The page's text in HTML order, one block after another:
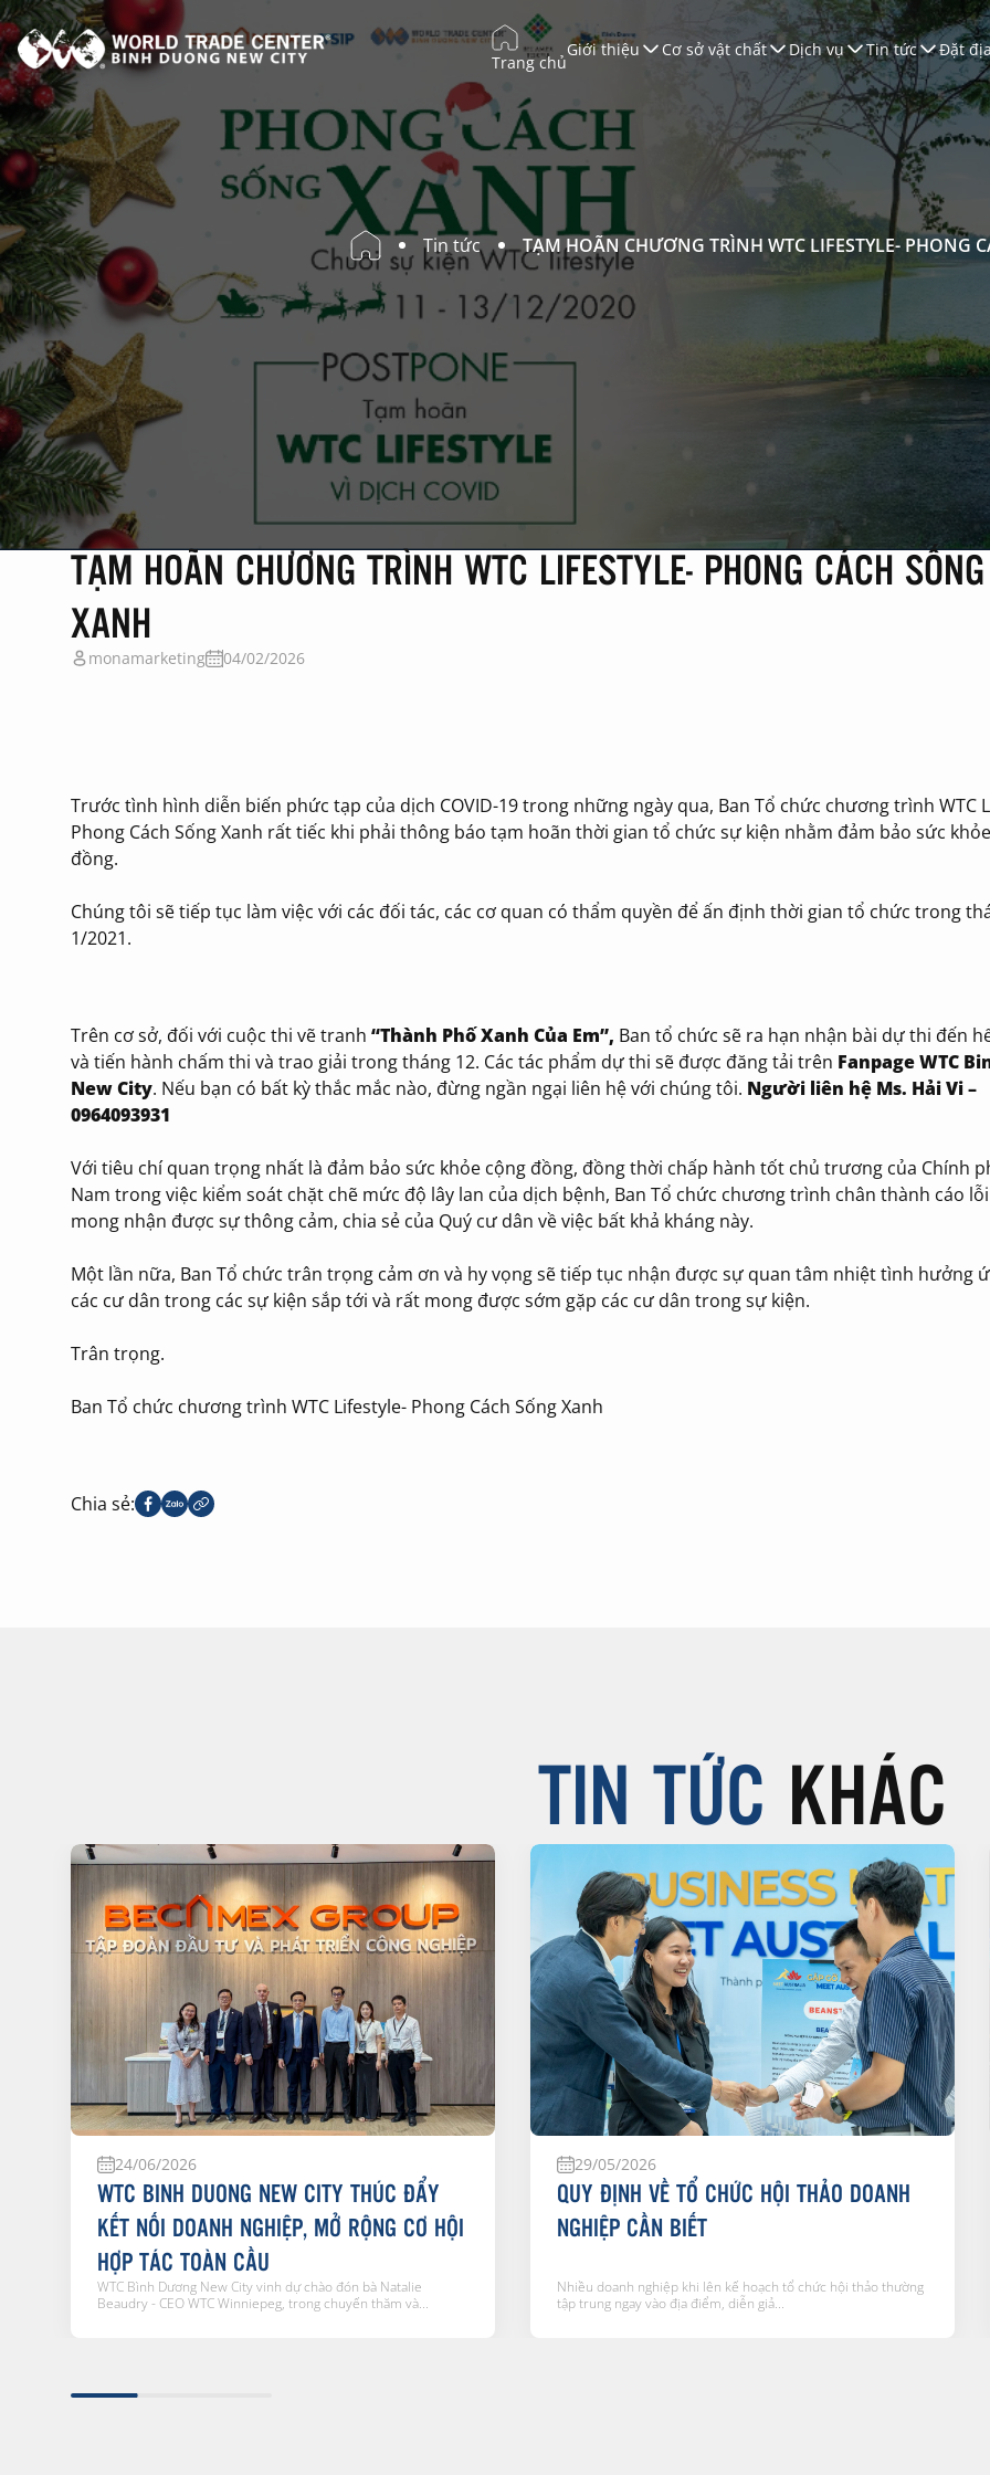
Trang chủ
Giới thiệu Cơ sở vật chất Dịch vụ
Xúc tiến Thương mại
Đào tạo
Sàn Thương Mại
Hội nghị & Triển lãm
Truyền Thông
Tin tức Đặt
Tin tức TẠM HOÃN CHƯƠNG TRÌNH WTC LIFESTYLE- PHONG
TẠM HOÃN CHƯƠNG TRÌNH WTC LIFESTYLE- PHONG CÁCH SỐNG
XANH
monamarketing 04/02/2026
Trước tình hình diễn biến phức tạp của dịch COVID-19 trong những ngày qua, Ban Tổ chức chương trình WTC
Phong Cách Sống Xanh rất tiếc khi phải thông báo tạm hoãn thời gian tổ chức sự kiện nhằm đảm bảo sức
đồng.
Chúng tôi sẽ tiếp tục làm việc với các đối tác, các cơ quan có thẩm quyền để ấn định thời gian tổ chức trong
1/2021.
Trên cơ sở, đối với cuộc thi vẽ tranh “Thành Phố Xanh Của Em”, Ban tổ chức sẽ ra hạn nhận bài dự thi đến
và tiến hành chấm thi và trao giải trong tháng 12. Các tác phẩm dự thi sẽ được đăng tải trên Fanpage WTC
New City. Nếu bạn có bất kỳ thắc mắc nào, đừng ngần ngại liên hệ với chúng tôi. Người liên hệ Ms. Hải Vi –
0964093931
Với tiêu chí quan trọng nhất là đảm bảo sức khỏe cộng đồng, đồng thời chấp hành tốt chủ trương của Chính
Nam trong việc kiểm soát chặt chẽ mức độ lây lan của dịch bệnh, Ban Tổ chức chương trình chân thành cáo
mong nhận được sự thông cảm, chia sẻ của Quý cư dân về việc bất khả kháng này.
Một lần nữa, Ban Tổ chức trân trọng cảm ơn và hy vọng sẽ tiếp tục nhận được sự quan tâm nhiệt tình hưởng
các cư dân trong các sự kiện sắp tới và rất mong được sớm gặp các cư dân trong sự kiện.
Trân trọng.
Ban Tổ chức chương trình WTC Lifestyle- Phong Cách Sống Xanh
Chia sẻ:
TIN TỨC KHÁC
24/06/2026
WTC BINH DUONG NEW CITY THÚC ĐẨY
KẾT NỐI DOANH NGHIỆP, MỞ RỘNG CƠ HỘI
HỢP TÁC TOÀN CẦU
WTC Bình Dương New City vinh dự chào đón bà Natalie
Beaudry - CEO WTC Winniepeg, trong chuyến thăm và...
29/05/2026
QUY ĐỊNH VỀ TỔ CHỨC HỘI THẢO DOANH
NGHIỆP CẦN BIẾT
Nhiều doanh nghiệp khi lên kế hoạch tổ chức hội thảo thường
tập trung ngay vào địa điểm, diễn giả...